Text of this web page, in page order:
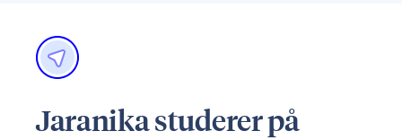
Jaranika studerer på